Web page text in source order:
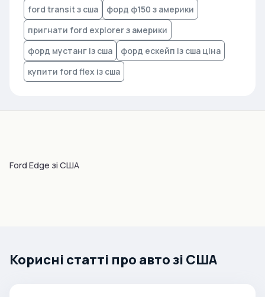
ford transit з сша
форд ф150 з америки
пригнати ford explorer з америки
форд мустанг із сша
форд ескейп із сша ціна
купити ford flex із сша
Ford Edge зі США
Корисні статті про авто зі США